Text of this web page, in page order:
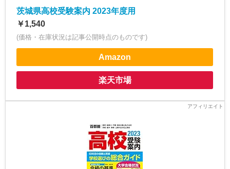
茨城県高校受験案内 2023年度用
￥1,540
(価格・在庫状況は記事公開時点のものです)
Amazon
楽天市場